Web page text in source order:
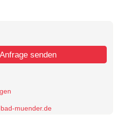
senden
muender.de